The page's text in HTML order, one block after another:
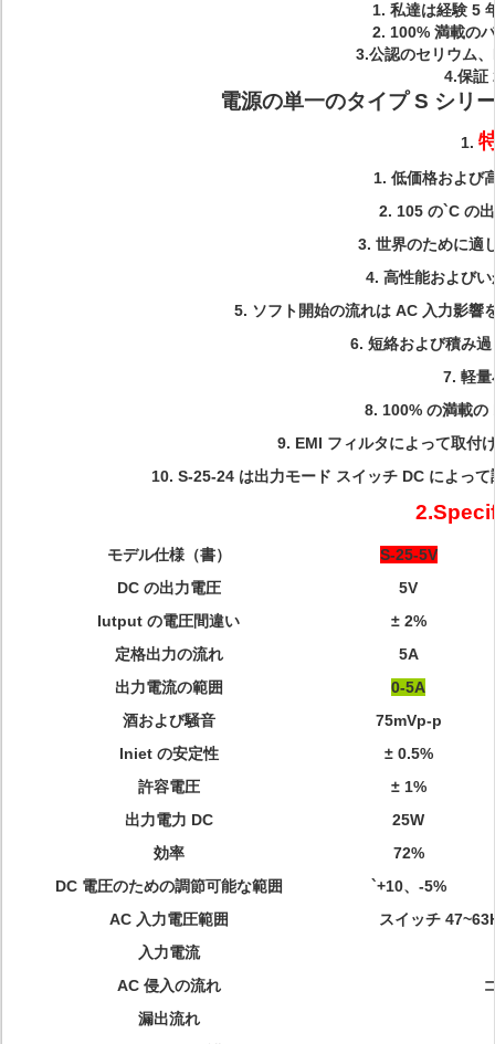
1. 私達は経験 5
2. 100% 満載の
3.公認のセリウム
4.保証
電源の単一のタイプ S シリ
1.
1. 低価格および
2. 105 の`C の
3. 世界のために適
4. 高性能および
5. ソフト開始の流れは AC 入力影
6. 短絡および積み
7. 軽
8. 100% の満載
9. EMI フィルタによって取付
10. S-25-24 は出力モード スイッチ DC によっ
モデル仕様（書）
S-25-5V
DC の出力電圧
5V
Iutput の電圧間違い
± 2%
定格出力の流れ
5A
出力電流の範囲
0-5A
酒および騒音
75mVp-p
Iniet の安定性
± 0.5%
許容電圧
± 1%
出力電力 DC
25W
効率
72%
DC 電圧のための調節可能な範囲
`+10、-5%
AC 入力電圧範囲
スイッチ
入力電流
AC 侵入の流れ
漏出流れ